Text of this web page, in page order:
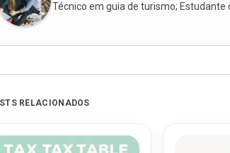
Técnico em guia de turismo; Estudante
RELACIONADOS